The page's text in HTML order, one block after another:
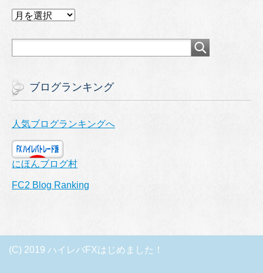
ア
カ
ブログランキング
人気ブログランキングへ
にほんブログ村
FC2 Blog Ranking
(C) 2019 ハイレバFXはじめました！